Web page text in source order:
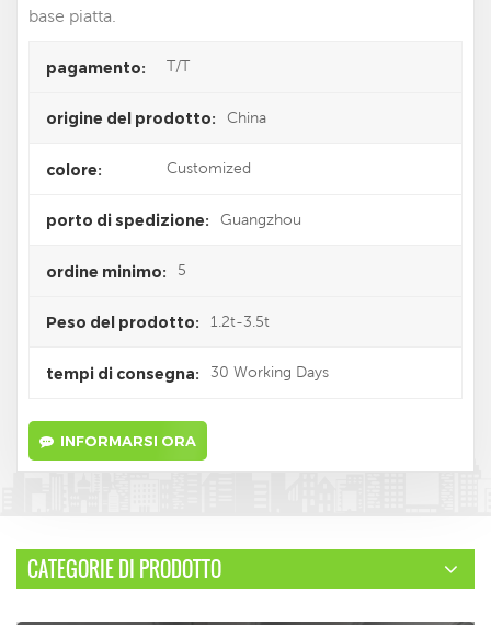
base piatta.
pagamento: T/T
origine del prodotto: China
colore: Customized
porto di spedizione: Guangzhou
ordine minimo: 5
Peso del prodotto: 1.2t-3.5t
tempi di consegna: 30 Working Days
INFORMARSI ORA
CATEGORIE DI PRODOTTO